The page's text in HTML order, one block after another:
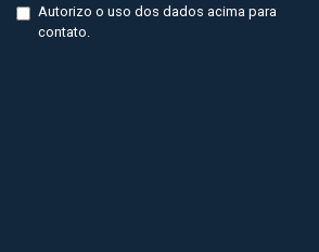
Autorizo o uso dos dados acima para
contato.